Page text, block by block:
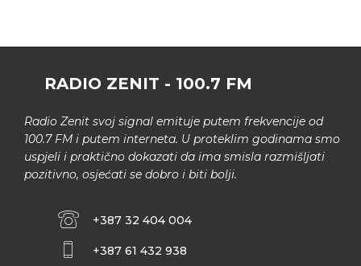
RADIO ZENIT - 100.7 FM
Radio Zenit svoj signal emituje putem frekvencije od
100.7 FM i putem interneta. U proteklim godinama smo
uspjeli i praktično dokazati da ima smisla razmišljati
pozitivno, osjećati se dobro i biti bolji.
+387 32 404 004
+387 61 432 938